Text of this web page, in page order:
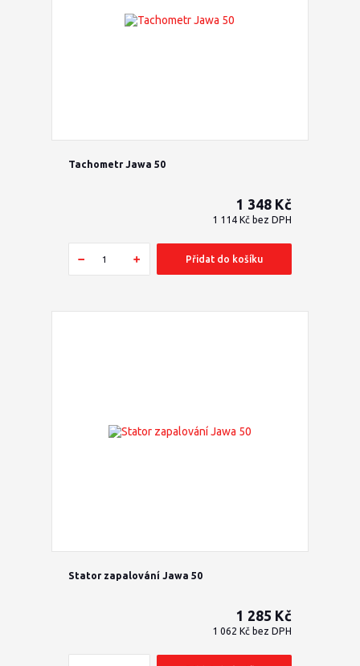
Tachometr Jawa 50
1 348 Kč
1 114 Kč bez DPH
Přidat do košíku
Stator zapalování Jawa 50
1 285 Kč
1 062 Kč bez DPH